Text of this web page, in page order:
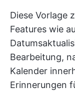
Diese Vorlage
Features wie
Bearbeitung,
Kalender
Erinnerungen